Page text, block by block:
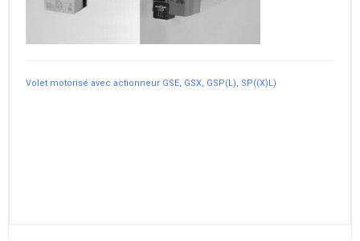
Volet motorisé avec actionneur GSE, GSX, GSP(L), SP((X)L)